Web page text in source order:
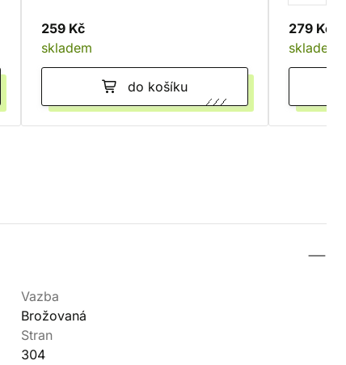
259 Kč
skladem
do košíku
279 Kč
skladem
Vazba
Brožovaná
Stran
304